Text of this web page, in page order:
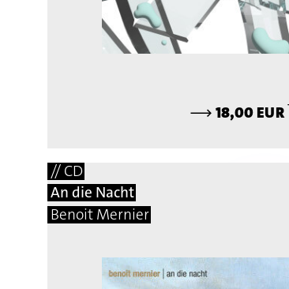
⟶ 18,00 EUR
// CD
An die Nacht
Benoit Mernier